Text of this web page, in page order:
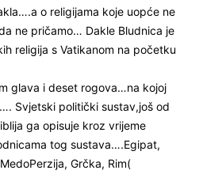
o religijama koje uopće ne
ne pričamo… Dakle Bludnica je
religija s Vatikanom na početku
glava i deset rogova…na kojoj
Svjetski politički sustav,još od
ga opisuje kroz vrijeme
tog sustava….Egipat,
Grčka, Rim(